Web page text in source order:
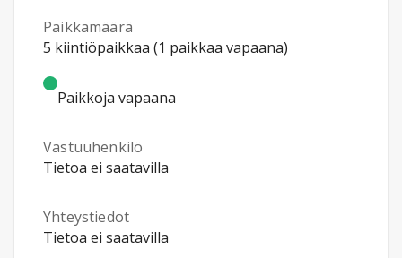
Paikkamäärä
5 kiintiöpaikkaa (1 paikkaa vapaana)
Paikkoja vapaana
Vastuuhenkilö
Tietoa ei saatavilla
Yhteystiedot
Tietoa ei saatavilla